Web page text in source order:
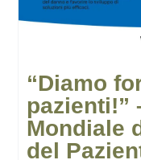
“Diamo
pazienti!”
Mondiale
del